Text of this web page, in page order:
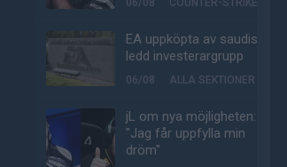
06/08 COUNTER-STRIKE
EA uppköpta av saudisk-
ledd investerargrupp
06/08 ALLA SEKTIONER
jL om nya möjligheten:
"Jag får uppfylla min
dröm"